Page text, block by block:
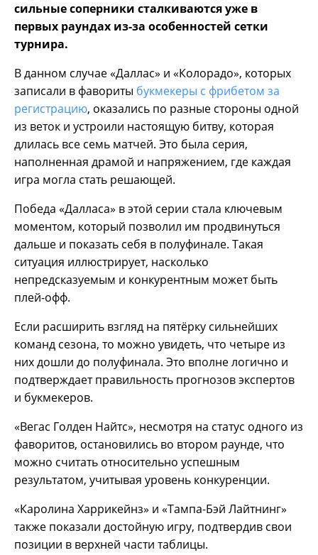
сильные соперники сталкиваются уже в
первых раундах из-за особенностей сетки
турнира.
В данном случае «Даллас» и «Колорадо», которых
записали в фавориты букмекеры с фрибетом за
регистрацию, оказались по разные стороны одной
из веток и устроили настоящую битву, которая
длилась все семь матчей. Это была серия,
наполненная драмой и напряжением, где каждая
игра могла стать решающей.
Победа «Далласа» в этой серии стала ключевым
моментом, который позволил им продвинуться
дальше и показать себя в полуфинале. Такая
ситуация иллюстрирует, насколько
непредсказуемым и конкурентным может быть
плей-офф.
Если расширить взгляд на пятёрку сильнейших
команд сезона, то можно увидеть, что четыре из
них дошли до полуфинала. Это вполне логично и
подтверждает правильность прогнозов экспертов
и букмекеров.
«Вегас Голден Найтс», несмотря на статус одного из
фаворитов, остановились во втором раунде, что
можно считать относительно успешным
результатом, учитывая уровень конкуренции.
«Каролина Харрикейнз» и «Тампа-Бэй Лайтнинг»
также показали достойную игру, подтвердив свои
позиции в верхней части таблицы.